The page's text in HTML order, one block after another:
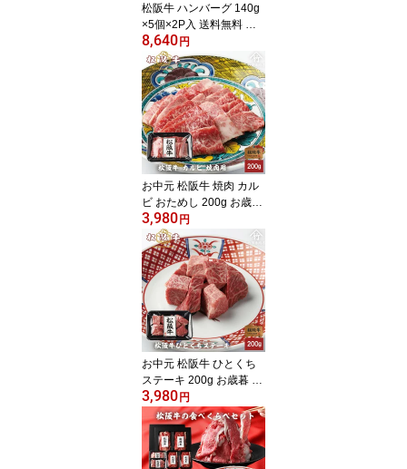
松阪牛 ハンバーグ 140g
×5個×2P入 送料無料 ギ
フト まるで ステーキ の
ような ハンバーグ
8,640円
お中元 松阪牛 焼肉 カル
ビ おためし 200g お歳暮
ギフト プレゼント 内祝
い お返し お祝い 誕生日
結婚祝い 出産祝い 結婚
内祝い 出産内祝い 牛肉
肉 グルメ
3,980円
お中元 松阪牛 ひとくち
ステーキ 200g お歳暮 ギ
フト プレゼント 内祝い
お返し お祝い 誕生日 結
婚祝い 出産祝い 結婚内
祝い 出産内祝い 牛肉 肉
グルメ
3,980円